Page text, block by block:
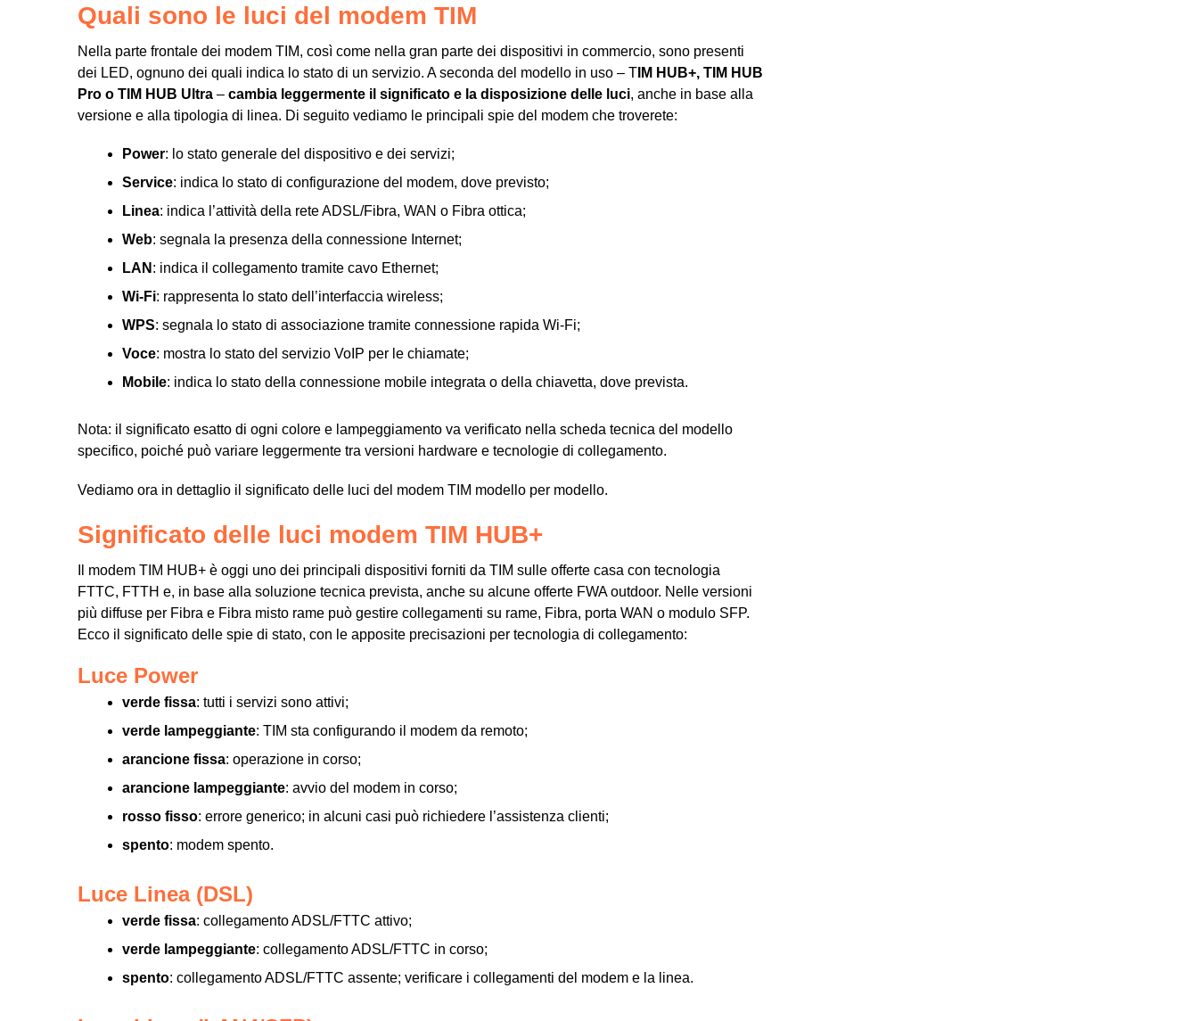
Quali sono le luci del modem TIM
Nella parte frontale dei modem TIM, così come nella gran parte dei dispositivi in commercio, sono presenti
dei LED, ognuno dei quali indica lo stato di un servizio. A seconda del modello in uso – T IM HUB+, TIM HUB
Pro o TIM HUB Ultra – cambia leggermente il significato e la disposizione delle luci, anche in base alla
versione e alla tipologia di linea. Di seguito vediamo le principali spie del modem che troverete:
Power: lo stato generale del dispositivo e dei servizi;
Service: indica lo stato di configurazione del modem, dove previsto;
Linea: indica l’attività della rete ADSL/Fibra, WAN o Fibra ottica;
Web: segnala la presenza della connessione Internet;
LAN : indica il collegamento tramite cavo Ethernet;
Wi-Fi: rappresenta lo stato dell’interfaccia wireless;
WPS: segnala lo stato di associazione tramite connessione rapida Wi-Fi;
Voce: mostra lo stato del servizio VoIP per le chiamate;
Mobile: indica lo stato della connessione mobile integrata o della chiavetta, dove prevista.
Nota: il significato esatto di ogni colore e lampeggiamento va verificato nella scheda tecnica del modello
specifico, poiché può variare leggermente tra versioni hardware e tecnologie di collegamento.
Vediamo ora in dettaglio il significato delle luci del modem TIM modello per modello.
Significato delle luci modem TIM HUB+
Il modem TIM HUB+ è oggi uno dei principali dispositivi forniti da TIM sulle offerte casa con tecnologia
FTTC, FTTH e, in base alla soluzione tecnica prevista, anche su alcune offerte FWA outdoor. Nelle versioni
più diffuse per Fibra e Fibra misto rame può gestire collegamenti su rame, Fibra, porta WAN o modulo SFP.
Ecco il significato delle spie di stato, con le apposite precisazioni per tecnologia di collegamento:
Luce Power
verde fissa: tutti i servizi sono attivi;
verde lampeggiante: TIM sta configurando il modem da remoto;
arancione fissa: operazione in corso;
arancione lampeggiante: avvio del modem in corso;
rosso fisso: errore generico; in alcuni casi può richiedere l’assistenza clienti;
spento: modem spento.
Luce Linea (DSL)
verde fissa: collegamento ADSL/FTTC attivo;
verde lampeggiante: collegamento ADSL/FTTC in corso;
spento: collegamento ADSL/FTTC assente; verificare i collegamenti del modem e la linea.